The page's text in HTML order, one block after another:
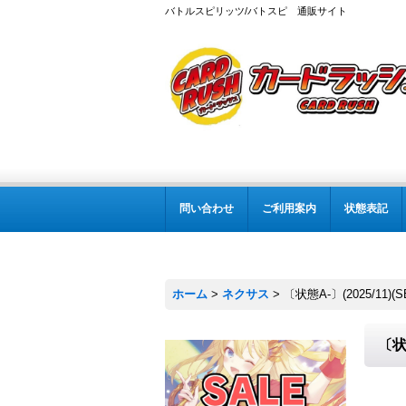
バトルスピリッツ/バトスピ 通販サイト
問い合わせ ご利用案内 状態表記
ホーム > ネクサス > 〔状態A-〕(2025/
〔